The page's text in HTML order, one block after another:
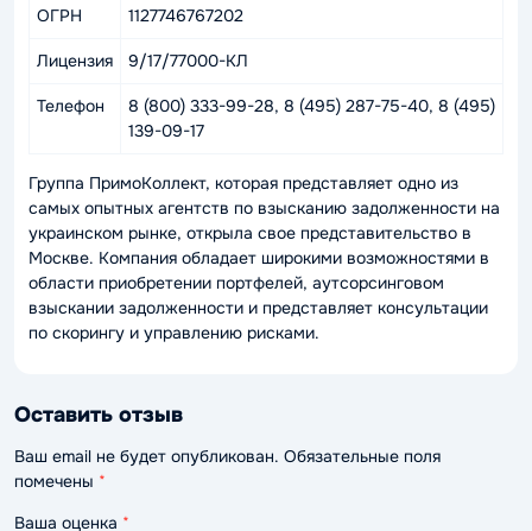
ОГРН 1127746767202
Лицензия 9/17/77000-КЛ
Телефон
8 (800) 333-99-28, 8 (495) 287-75-40, 8 (495)
139-09-17
Группа ПримоКоллект, которая представляет одно из
самых опытных агентств по взысканию задолженности на
украинском рынке, открыла свое представительство в
Москве. Компания обладает широкими возможностями в
области приобретении портфелей, аутсорсинговом
взыскании задолженности и представляет консультации
по скорингу и управлению рисками.
Оставить отзыв
Ваш email не будет опубликован. Обязательные поля
помечены *
Ваша оценка *